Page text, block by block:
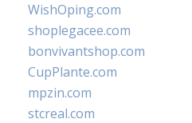
WishOping.com
shoplegacee.com
bonvivantshop.com
CupPlante.com
mpzin.com
stcreal.com